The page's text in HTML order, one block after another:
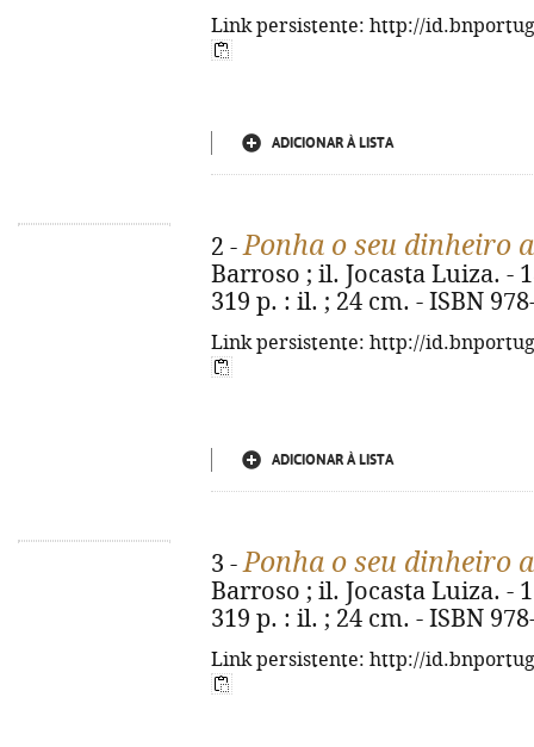
Link persistente: http://
ADICIONAR À LISTA
2 -Ponha o seu dinheiro
Barroso ; il. Jocasta Luiza. -
319 p. : il. ; 24 cm. - ISBN
Link persistente: http://
ADICIONAR À LISTA
3 -Ponha o seu dinheiro
Barroso ; il. Jocasta Luiza. -
319 p. : il. ; 24 cm. - ISBN
Link persistente: http://